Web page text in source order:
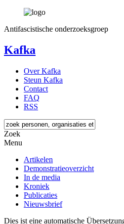
Antifascistische onderzoeksgroep
Kafka
Over Kafka
Steun Kafka
Contact
FAQ
RSS
Zoek
Menu
Artikelen
Demonstratieoverzicht
In de media
Kroniek
Publicaties
Nieuwsbrief
Dies ist eine automatische